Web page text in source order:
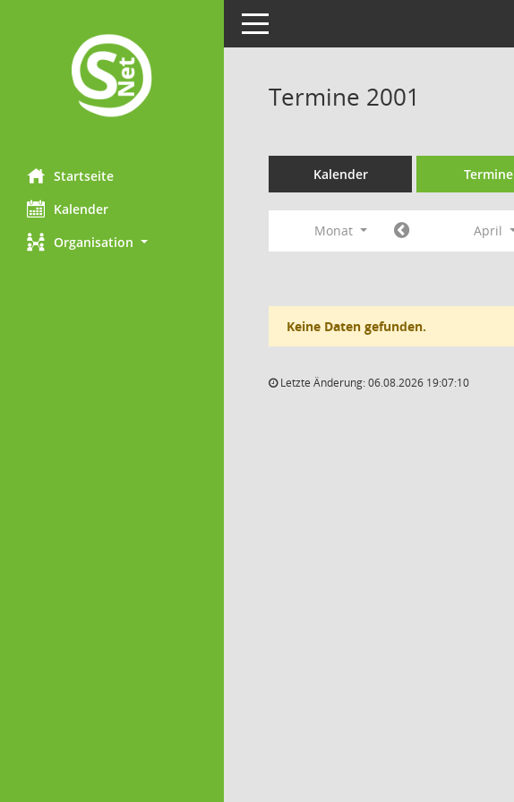
Startseite
Kalender
Organisation
Toggle navigation
Termine 2001
Kalender Termine
Monat April
Keine Daten gefunden.
Letzte Änderung: 06.08.2026 19:07:10